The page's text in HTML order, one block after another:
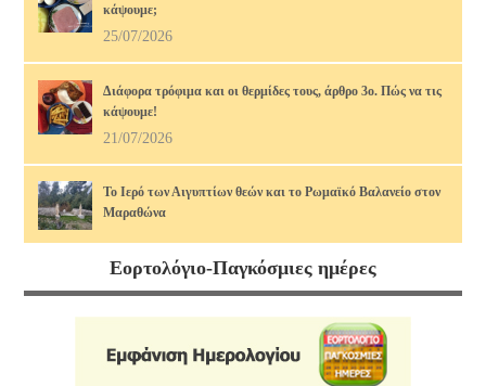
κάψουμε;
25/07/2026
Διάφορα τρόφιμα και οι θερμίδες τους, άρθρο 3ο. Πώς να τις
κάψουμε!
21/07/2026
Το Ιερό των Αιγυπτίων θεών και το Ρωμαϊκό Βαλανείο στον
Μαραθώνα
17/07/2026
Διάφορα τρόφιμα και οι θερμίδες τους, άρθρο 2ο. Πώς να τις
κάψουμε!
Εορτολόγιο-Παγκόσμιες ημέρες